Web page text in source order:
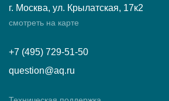
г. Москва, ул. Крылатская, 17к2
смотреть на карте
+7 (495) 729-51-50
question@aq.ru